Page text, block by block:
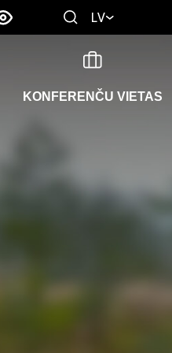
LV
KONFERENČU VIETAS